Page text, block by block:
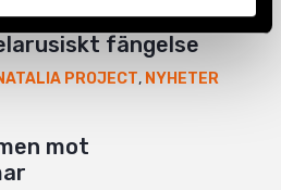
Nasta Loika
fängelse
PROJECT, NYHETER
mot